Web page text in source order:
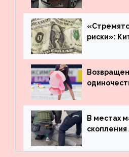
угнанную
машину
риски»:
деньги из
госдолга
что
фигурного
В местах